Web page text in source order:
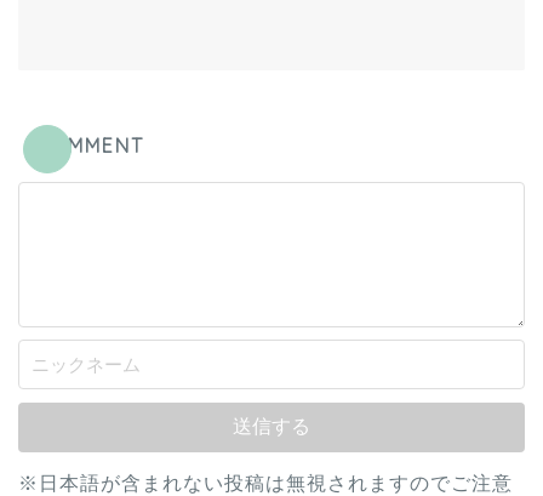
COMMENT
※日本語が含まれない投稿は無視されますのでご注意